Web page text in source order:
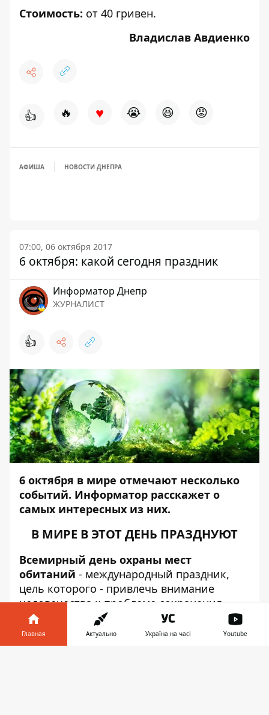
Стоимость: от 40 гривен.
Владислав Авдиенко
👍 🔥 ♥ 😭 😆 😡
АФИША НОВОСТИ ДНЕПРА
07:00, 06 октября 2017
6 октября: какой сегодня праздник
Информатор Днепр
ЖУРНАЛИСТ
👍
6 октября в мире отмечают несколько
событий. Информатор расскажет о
самых интересных из них.
В МИРЕ В ЭТОТ ДЕНЬ ПРАЗДНУЮТ
Всемирный день охраны мест
обитаний - международный праздник,
цель которого - привлечь внимание
человечества к проблеме сохранения
среды обитания фауны планеты Земля.
Этот праздник был учрежден в 1979 году в
рамках Бернской конвенции о
Главная Актуально Україна на часі Youtube